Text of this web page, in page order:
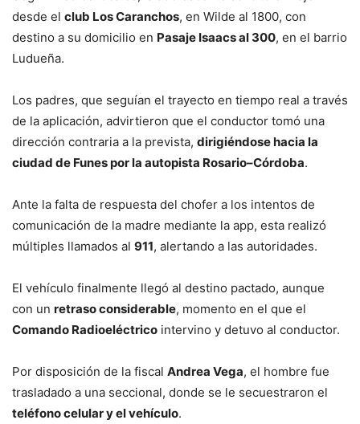
desde el club Los Caranchos, en Wilde al 1800, con
destino a su domicilio en Pasaje Isaacs al 300, en el barrio
Ludueña.
Los padres, que seguían el trayecto en tiempo real a través
de la aplicación, advirtieron que el conductor tomó una
dirección contraria a la prevista, dirigiéndose hacia la
ciudad de Funes por la autopista Rosario–Córdoba.
Ante la falta de respuesta del chofer a los intentos de
comunicación de la madre mediante la app, esta realizó
múltiples llamados al 911, alertando a las autoridades.
El vehículo finalmente llegó al destino pactado, aunque
con un retraso considerable, momento en el que el
Comando Radioeléctrico intervino y detuvo al conductor.
Por disposición de la fiscal Andrea Vega, el hombre fue
trasladado a una seccional, donde se le secuestraron el
teléfono celular y el vehículo.